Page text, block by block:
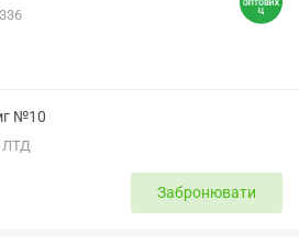
№10
ЛТД
Забронювати